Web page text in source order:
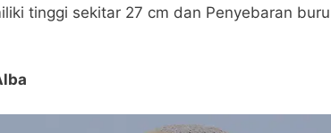
tinggi sekitar 27 cm dan Penyebaran